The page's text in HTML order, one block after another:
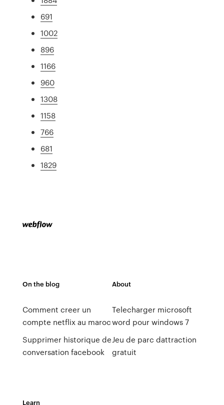
691
1002
896
1166
960
1308
1158
766
681
1829
On the blog
Comment creer un
compte netflix au maroc
Supprimer historique de
conversation facebook
About
Telecharger microsoft
word pour windows 7
Jeu de parc dattraction
gratuit
Learn